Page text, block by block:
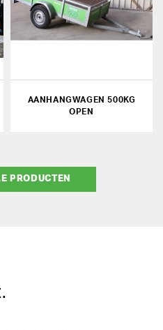
AANHANGWAGEN 500KG
OPEN
PRODUCTEN